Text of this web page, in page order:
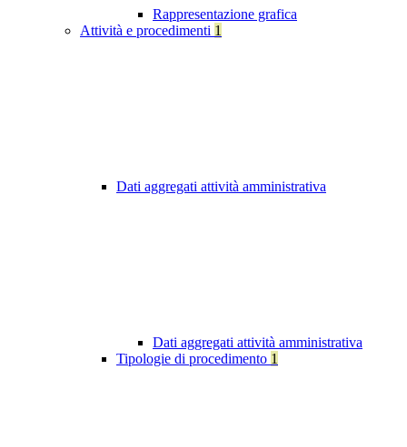
Rappresentazione grafica
Attività e procedimenti 1
Dati aggregati attività amministrativa
Dati aggregati attività amministrativa
Tipologie di procedimento 1